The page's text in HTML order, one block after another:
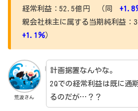
経常利益：52.5億円 （同 +1.8
親会社株主に属する当期純利益
+1.1％）
荒波さん
計画据置なんやな。
2Qでの経常利益は既に通
るのだが…？？